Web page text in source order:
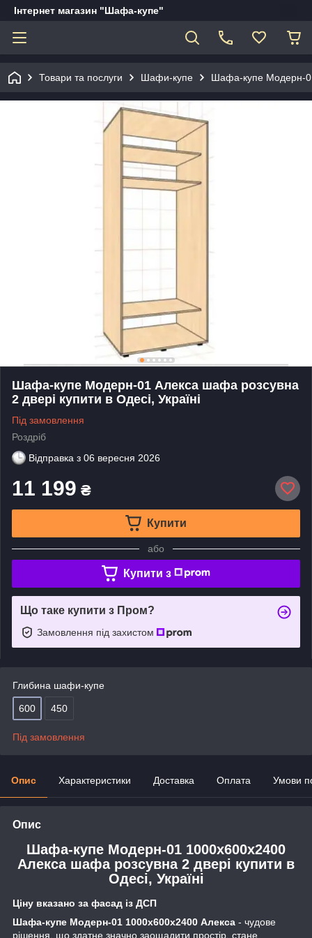
Інтернет магазин "Шафа-купе"
Товари та послуги Шафи-купе Шафа-купе Модерн-01
Шафа-купе Модерн-01 Алекса шафа розсувна
2 двері купити в Одесі, Україні
Під замовлення
Роздріб
Відправка з 06 вересня 2026
11 199 ₴
Купити
або
Купити з
Що таке купити з Пром?
Замовлення під захистом
Глибина шафи-купе
600 450
Під замовлення
Опис Характеристики Доставка Оплата Умови
Опис
Шафа-купе Модерн-01 1000х600х2400
Алекса шафа розсувна 2 двері купити в
Одесі, Україні
Ціну вказано за фасад із ДСП
Шафа-купе Модерн-01 1000х600х2400 Алекса - чудове
рішення, що здатне значно заощадити простір, стане